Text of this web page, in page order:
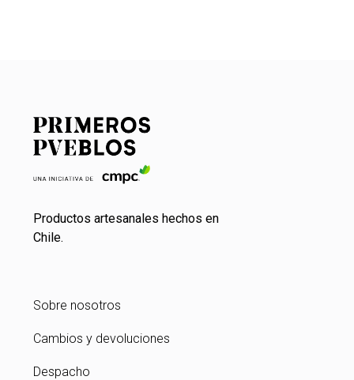
Productos artesanales hechos en
Chile.
Sobre nosotros
Cambios y devoluciones
Despacho